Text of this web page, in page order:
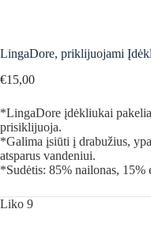
LingaDore, priklijuojami
€15,00
*LingaDore įdėkliukai
prisiklijuoja.
*Galima įsiūti į drabužius,
atsparus vandeniui.
*Sudėtis: 85% nailonas, 15%
Liko 9